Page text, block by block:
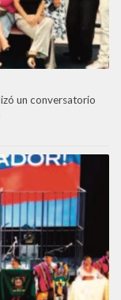
un conversatorio